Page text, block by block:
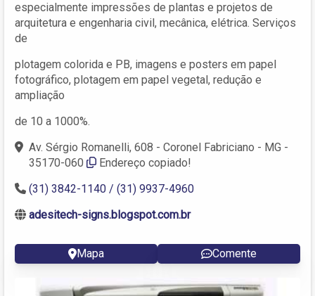
especialmente impressões de plantas e projetos de
arquitetura e engenharia civil, mecânica, elétrica. Serviços
de
plotagem colorida e PB, imagens e posters em papel
fotográfico, plotagem em papel vegetal, redução e
ampliação
de 10 a 1000%.
Av. Sérgio Romanelli, 608 - Coronel Fabriciano - MG -
35170-060
Endereço copiado!
(31) 3842-1140 / (31) 9937-4960
adesitech-signs.blogspot.com.br
Mapa Comente